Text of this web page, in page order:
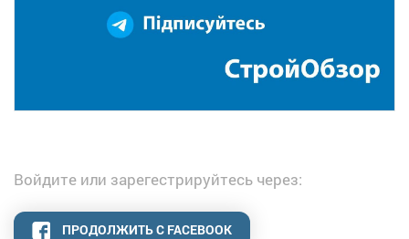
Войдите или зарегестрируйтесь через:
ПРОДОЛЖИТЬ С FACEBOOK